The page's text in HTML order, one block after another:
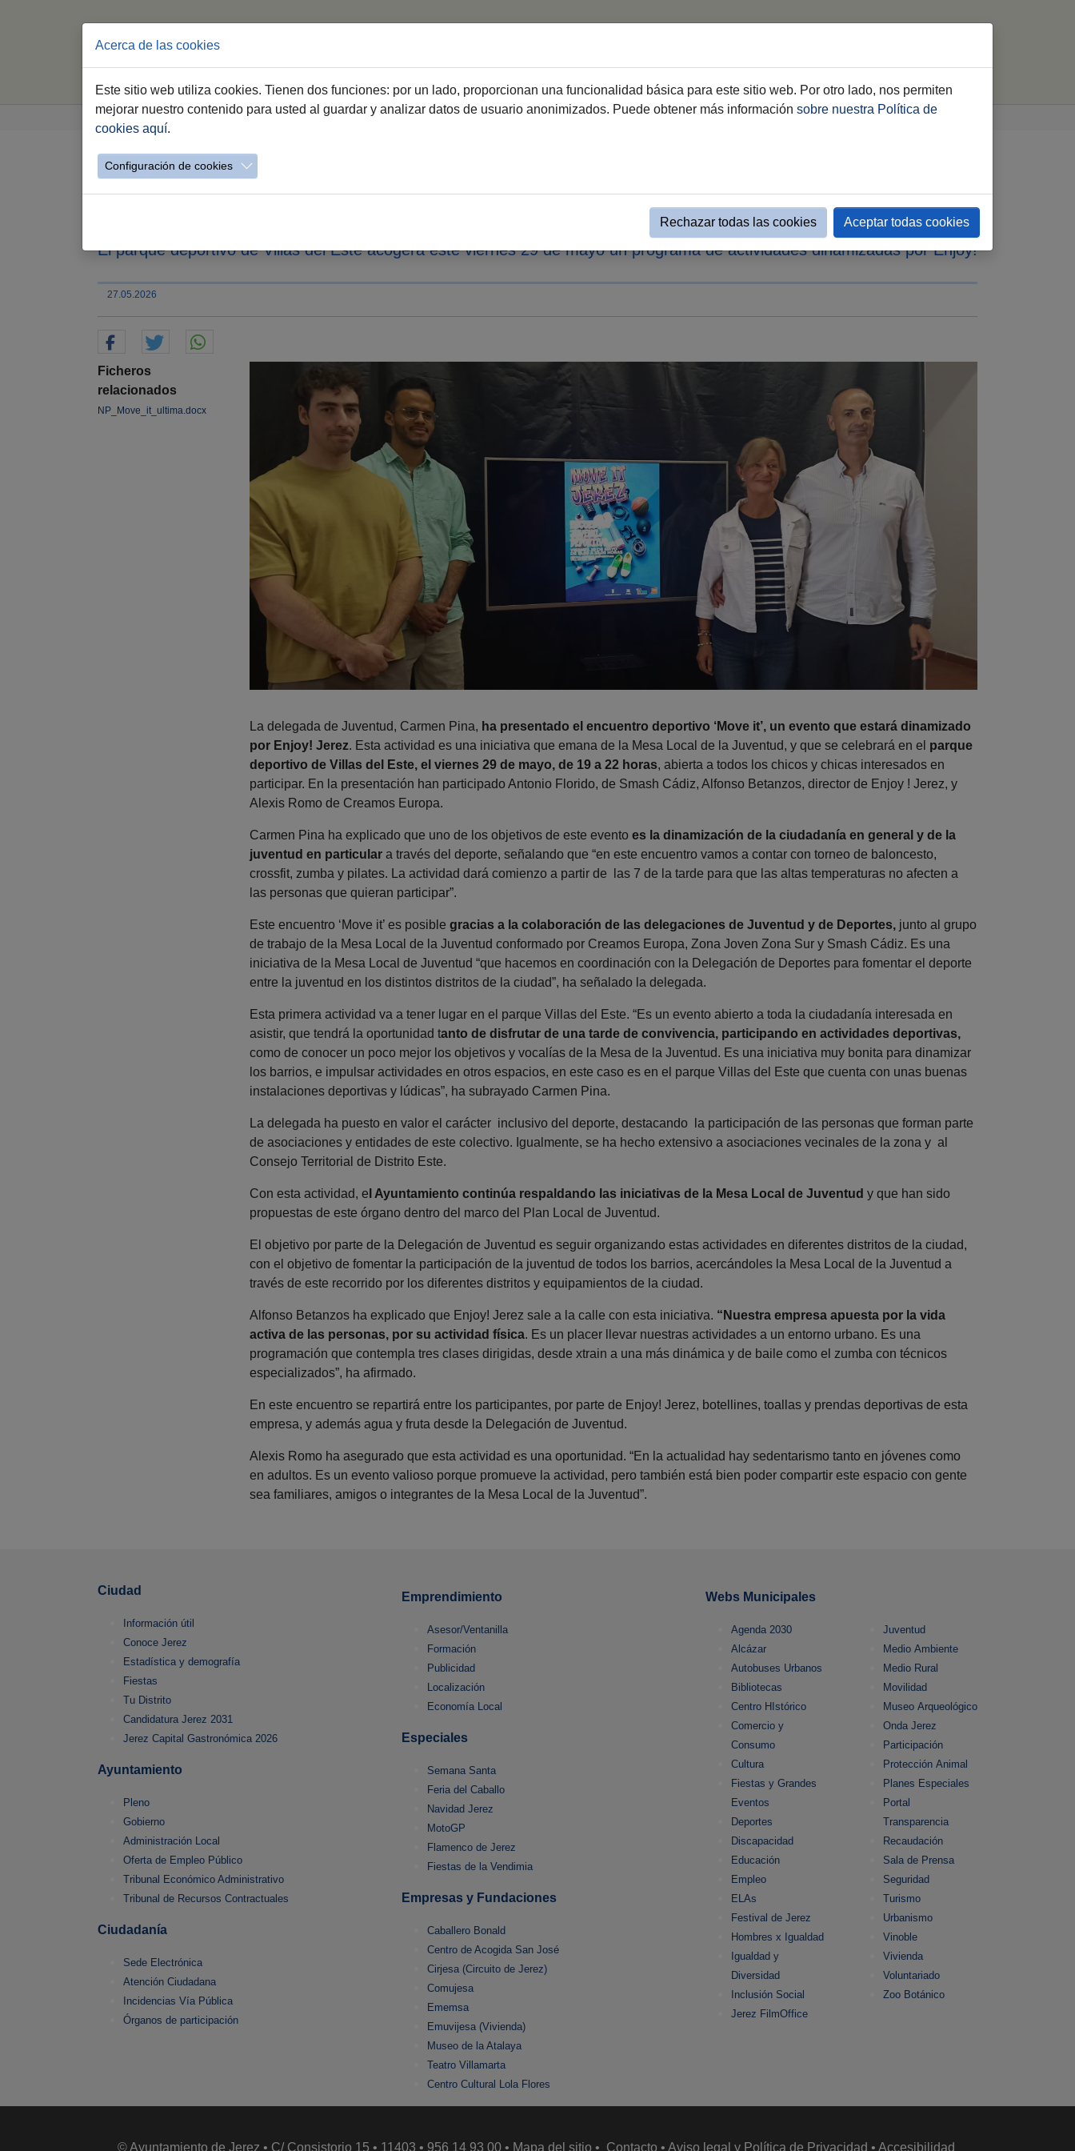
Jerez.es Webs Municipales Deportes Evento simple Noticias Deportes
Juventud y Deportes colaboran con la Mesa de la Juventud en el
El parque deportivo de Villas del Este acogerá este viernes 29 de mayo un programa de actividades dinamizadas por Enjoy!
27.05.2026
Ficheros
relacionados
NP_Move_it_ultima.docx
La delegada de Juventud, Carmen Pina, ha presentado el encuentro deportivo ‘Move it’, un evento que estará dinamizado
por Enjoy! Jerez. Esta actividad es una iniciativa que emana de la Mesa Local de la Juventud, y que se celebrará en el parque
deportivo de Villas del Este, el viernes 29 de mayo, de 19 a 22 horas, abierta a todos los chicos y chicas interesados en
participar. En la presentación han participado Antonio Florido, de Smash Cádiz, Alfonso Betanzos, director de Enjoy ! Jerez, y
Alexis Romo de Creamos Europa.
Carmen Pina ha explicado que uno de los objetivos de este evento es la dinamización de la ciudadanía en general y de la
juventud en particular a través del deporte, señalando que “en este encuentro vamos a contar con torneo de baloncesto,
crossfit, zumba y pilates. La actividad dará comienzo a partir de las 7 de la tarde para que las altas temperaturas no afecten a
las personas que quieran participar”.
Este encuentro ‘Move it’ es posible gracias a la colaboración de las delegaciones de Juventud y de Deportes, junto al grupo
de trabajo de la Mesa Local de la Juventud conformado por Creamos Europa, Zona Joven Zona Sur y Smash Cádiz. Es una
iniciativa de la Mesa Local de Juventud “que hacemos en coordinación con la Delegación de Deportes para fomentar el deporte
entre la juventud en los distintos distritos de la ciudad”, ha señalado la delegada.
Esta primera actividad va a tener lugar en el parque Villas del Este. “Es un evento abierto a toda la ciudadanía interesada en
asistir, que tendrá la oportunidad tanto de disfrutar de una tarde de convivencia, participando en actividades deportivas,
como de conocer un poco mejor los objetivos y vocalías de la Mesa de la Juventud. Es una iniciativa muy bonita para dinamizar
los barrios, e impulsar actividades en otros espacios, en este caso es en el parque Villas del Este que cuenta con unas buenas
instalaciones deportivas y lúdicas”, ha subrayado Carmen Pina.
La delegada ha puesto en valor el carácter inclusivo del deporte, destacando la participación de las personas que forman parte
de asociaciones y entidades de este colectivo. Igualmente, se ha hecho extensivo a asociaciones vecinales de la zona y al
Consejo Territorial de Distrito Este.
Con esta actividad, e l Ayuntamiento continúa respaldando las iniciativas de la Mesa Local de Juventud y que han sido
propuestas de este órgano dentro del marco del Plan Local de Juventud.
El objetivo por parte de la Delegación de Juventud es seguir organizando estas actividades en diferentes distritos de la ciudad,
con el objetivo de fomentar la participación de la juventud de todos los barrios, acercándoles la Mesa Local de la Juventud a
través de este recorrido por los diferentes distritos y equipamientos de la ciudad.
Alfonso Betanzos ha explicado que Enjoy! Jerez sale a la calle con esta iniciativa. “Nuestra empresa apuesta por la vida
activa de las personas, por su actividad física. Es un placer llevar nuestras actividades a un entorno urbano. Es una
programación que contempla tres clases dirigidas, desde xtrain a una más dinámica y de baile como el zumba con técnicos
especializados”, ha afirmado.
En este encuentro se repartirá entre los participantes, por parte de Enjoy! Jerez, botellines, toallas y prendas deportivas de esta
empresa, y además agua y fruta desde la Delegación de Juventud.
Alexis Romo ha asegurado que esta actividad es una oportunidad. “En la actualidad hay sedentarismo tanto en jóvenes como
en adultos. Es un evento valioso porque promueve la actividad, pero también está bien poder compartir este espacio con gente
sea familiares, amigos o integrantes de la Mesa Local de la Juventud”.
Ciudad
Información útil
Conoce Jerez
Estadística y demografía
Fiestas
Tu Distrito
Candidatura Jerez 2031
Jerez Capital Gastronómica 2026
Ayuntamiento
Pleno
Gobierno
Administración Local
Oferta de Empleo Público
Tribunal Económico Administrativo
Tribunal de Recursos Contractuales
Ciudadanía
Sede Electrónica
Atención Ciudadana
Incidencias Vía Pública
Órganos de participación
Emprendimiento
Asesor/Ventanilla
Formación
Publicidad
Localización
Economía Local
Especiales
Semana Santa
Feria del Caballo
Navidad Jerez
MotoGP
Flamenco de Jerez
Fiestas de la Vendimia
Empresas y Fundaciones
Caballero Bonald
Centro de Acogida San José
Cirjesa (Circuito de Jerez)
Comujesa
Ememsa
Emuvijesa (Vivienda)
Museo de la Atalaya
Teatro Villamarta
Centro Cultural Lola Flores
Webs Municipales
Agenda 2030
Alcázar
Autobuses Urbanos
Bibliotecas
Centro HIstórico
Comercio y
Consumo
Cultura
Fiestas y Grandes
Eventos
Deportes
Discapacidad
Educación
Empleo
ELAs
Festival de Jerez
Hombres x Igualdad
Igualdad y
Diversidad
Inclusión Social
Jerez FilmOffice
Juventud
Medio Ambiente
Medio Rural
Movilidad
Museo Arqueológico
Onda Jerez
Participación
Protección Animal
Planes Especiales
Portal
Transparencia
Recaudación
Sala de Prensa
Seguridad
Turismo
Urbanismo
Vinoble
Vivienda
Voluntariado
Zoo Botánico
© Ayuntamiento de Jerez • C/ Consistorio 15 • 11403 • 956 14 93 00 • Mapa del sitio • Contacto • Aviso legal y Política de Privacidad • Accesibilidad
Acerca de las cookies
Este sitio web utiliza cookies. Tienen dos funciones: por un lado, proporcionan una funcionalidad básica para este sitio web. Por otro lado, nos permiten
mejorar nuestro contenido para usted al guardar y analizar datos de usuario anonimizados. Puede obtener más información sobre nuestra Política de
cookies aquí.
Configuración de cookies
Rechazar todas las cookies Aceptar todas cookies